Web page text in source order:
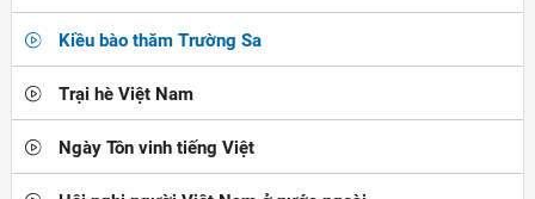
Kiều bào thăm Trường Sa
Trại hè Việt Nam
Ngày Tôn vinh tiếng Việt